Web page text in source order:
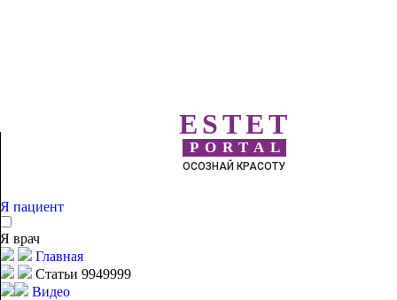
ESTET
PORTAL
ОСОЗНАЙ КРАСОТУ
Я пациент
Я врач
Главная
Статьи 9949999
Видео